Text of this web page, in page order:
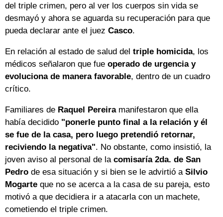
del triple crimen, pero al ver los cuerpos sin vida se
desmayó y ahora se aguarda su recuperación para que
pueda declarar ante el juez Casco.
En relación al estado de salud del triple homicida, los
médicos señalaron que fue operado de urgencia y
evoluciona de manera favorable, dentro de un cuadro
crítico.
Familiares de Raquel Pereiramanifestaron que ella
había decidido "ponerle punto final a la relación y él
se fue de la casa, pero luego pretendió retornar,
reciviendo la negativa". No obstante, como insistió, la
joven aviso al personal de la comisaría 2da. de San
Pedro de esa situación y si bien se le advirtió aSilvio
Mogarte que no se acerca a la casa de su pareja, esto
motivó a que decidiera ir a atacarla con un machete,
cometiendo el triple crimen.